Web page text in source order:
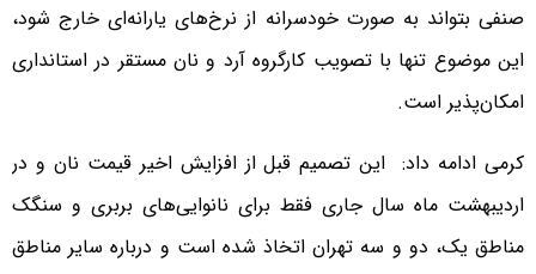
صنفی بتواند به صورت خودسرانه از نرخ‌های یارانه‌ای خارج شود،
این موضوع تنها با تصویب کارگروه آرد و نان مستقر در استانداری
امکان‌پذیر است.
کرمی ادامه داد: این تصمیم قبل از افزایش اخیر قیمت نان و در
اردیبهشت ماه سال جاری فقط برای نانوایی‌های بربری و سنگک
مناطق یک، دو و سه تهران اتخاذ شده است و درباره سایر مناطق